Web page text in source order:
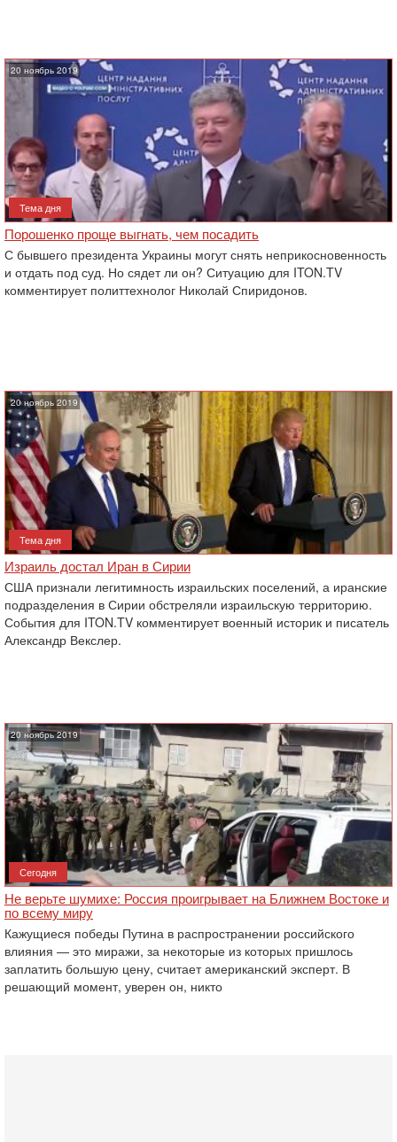
20 ноябрь 2019
Тема дня
Порошенко проще выгнать, чем посадить
С бывшего президента Украины могут снять неприкосновенность
и отдать под суд. Но сядет ли он? Ситуацию для ITON.TV
комментирует политтехнолог Николай Спиридонов.
20 ноябрь 2019
Тема дня
Израиль достал Иран в Сирии
США признали легитимность израильских поселений, а иранские
подразделения в Сирии обстреляли израильскую территорию.
События для ITON.TV комментирует военный историк и писатель
Александр Векслер.
20 ноябрь 2019
Сегодня
Не верьте шумихе: Россия проигрывает на Ближнем Востоке и
по всему миру
Кажущиеся победы Путина в распространении российского
влияния — это миражи, за некоторые из которых пришлось
заплатить большую цену, считает американский эксперт. В
решающий момент, уверен он, никто